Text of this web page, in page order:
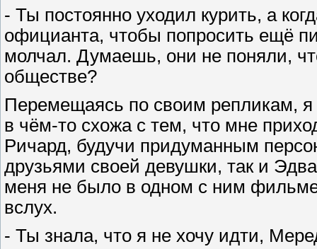
- Ты постоянно уходил курить, а
официанта, чтобы попросить ещё
молчал. Думаешь, они не поняли,
обществе?
Перемещаясь по своим репликам,
в чём-то схожа с тем, что мне
Ричард, будучи придуманным
друзьями своей девушки, так и
меня не было в одном с ним
вслух.
- Ты знала, что я не хочу идти,